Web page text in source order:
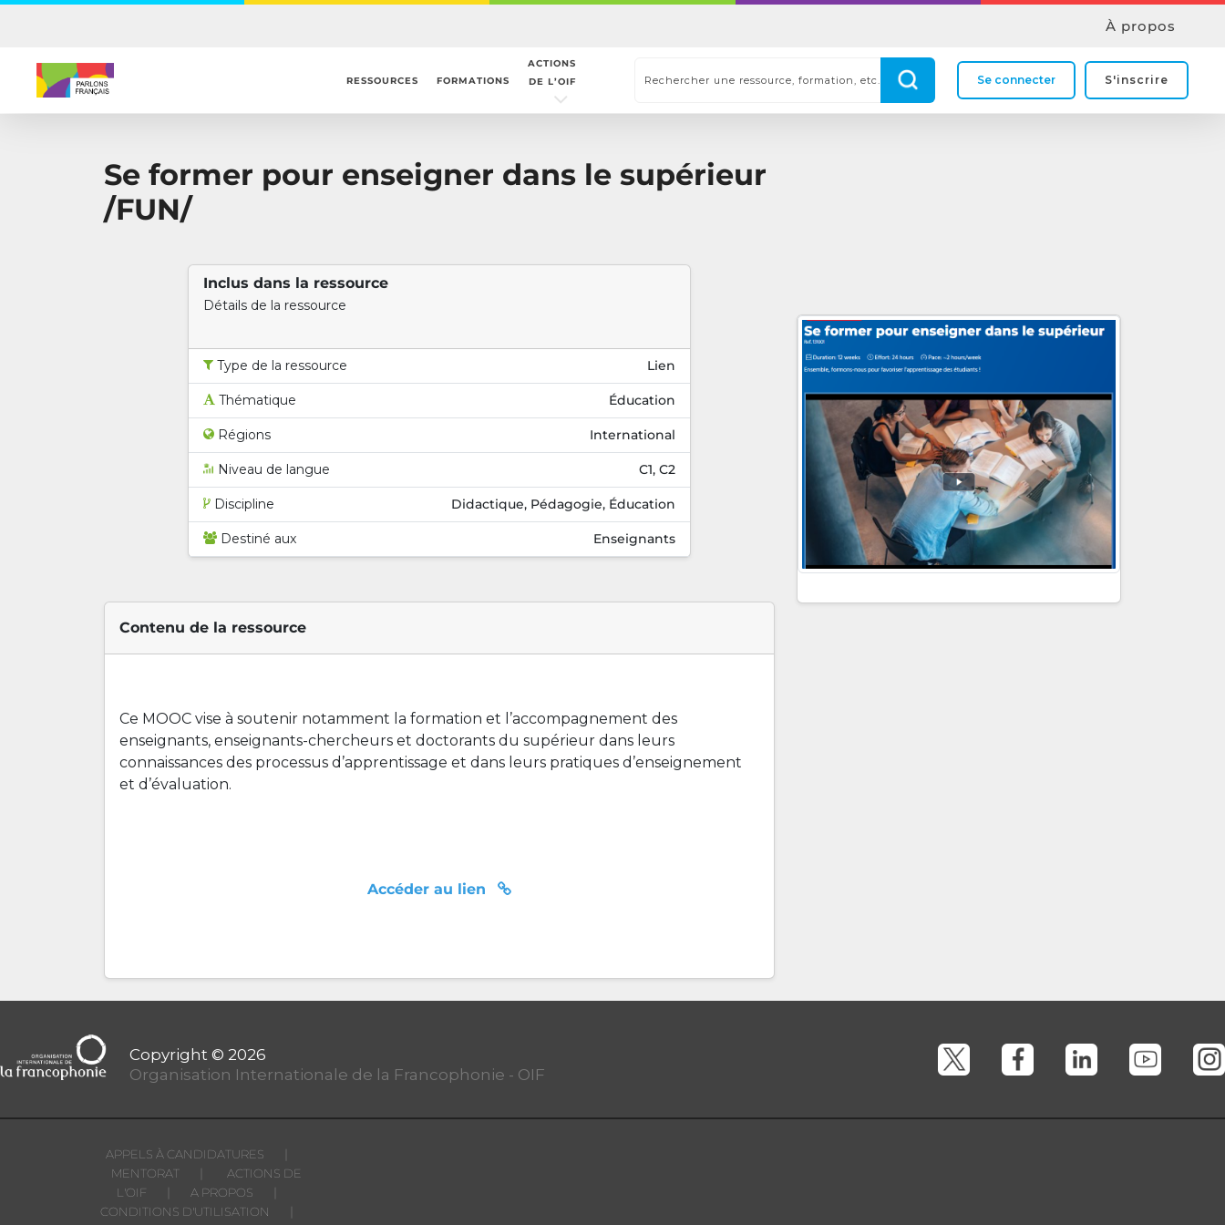
Skip
content
À propos
RESSOURCES FORMATIONS
ACTIONS
DE L’OIF
Se connecter S'inscrire
Se former pour enseigner dans le supérieur
/FUN/
Inclus dans la ressource
Détails de la ressource
Type de la ressource Lien
Thématique Éducation
Régions International
Niveau de langue C1, C2
Discipline Didactique, Pédagogie, Éducation
Destiné aux Enseignants
Contenu de la ressource
Ce MOOC vise à soutenir notamment la formation et l’accompagnement des
enseignants, enseignants-chercheurs et doctorants du supérieur dans leurs
connaissances des processus d’apprentissage et dans leurs pratiques d’enseignement
et d’évaluation.
Accéder au lien
APPELS À CANDIDATURES
MENTORAT
ACTIONS DE
L'OIF
A PROPOS
CONDITIONS D'UTILISATION
Organisation Internationale de la Francophonie - OIF